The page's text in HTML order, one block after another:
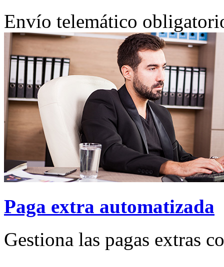
Envío telemático
Paga extra automatizada
Gestiona las pagas extras